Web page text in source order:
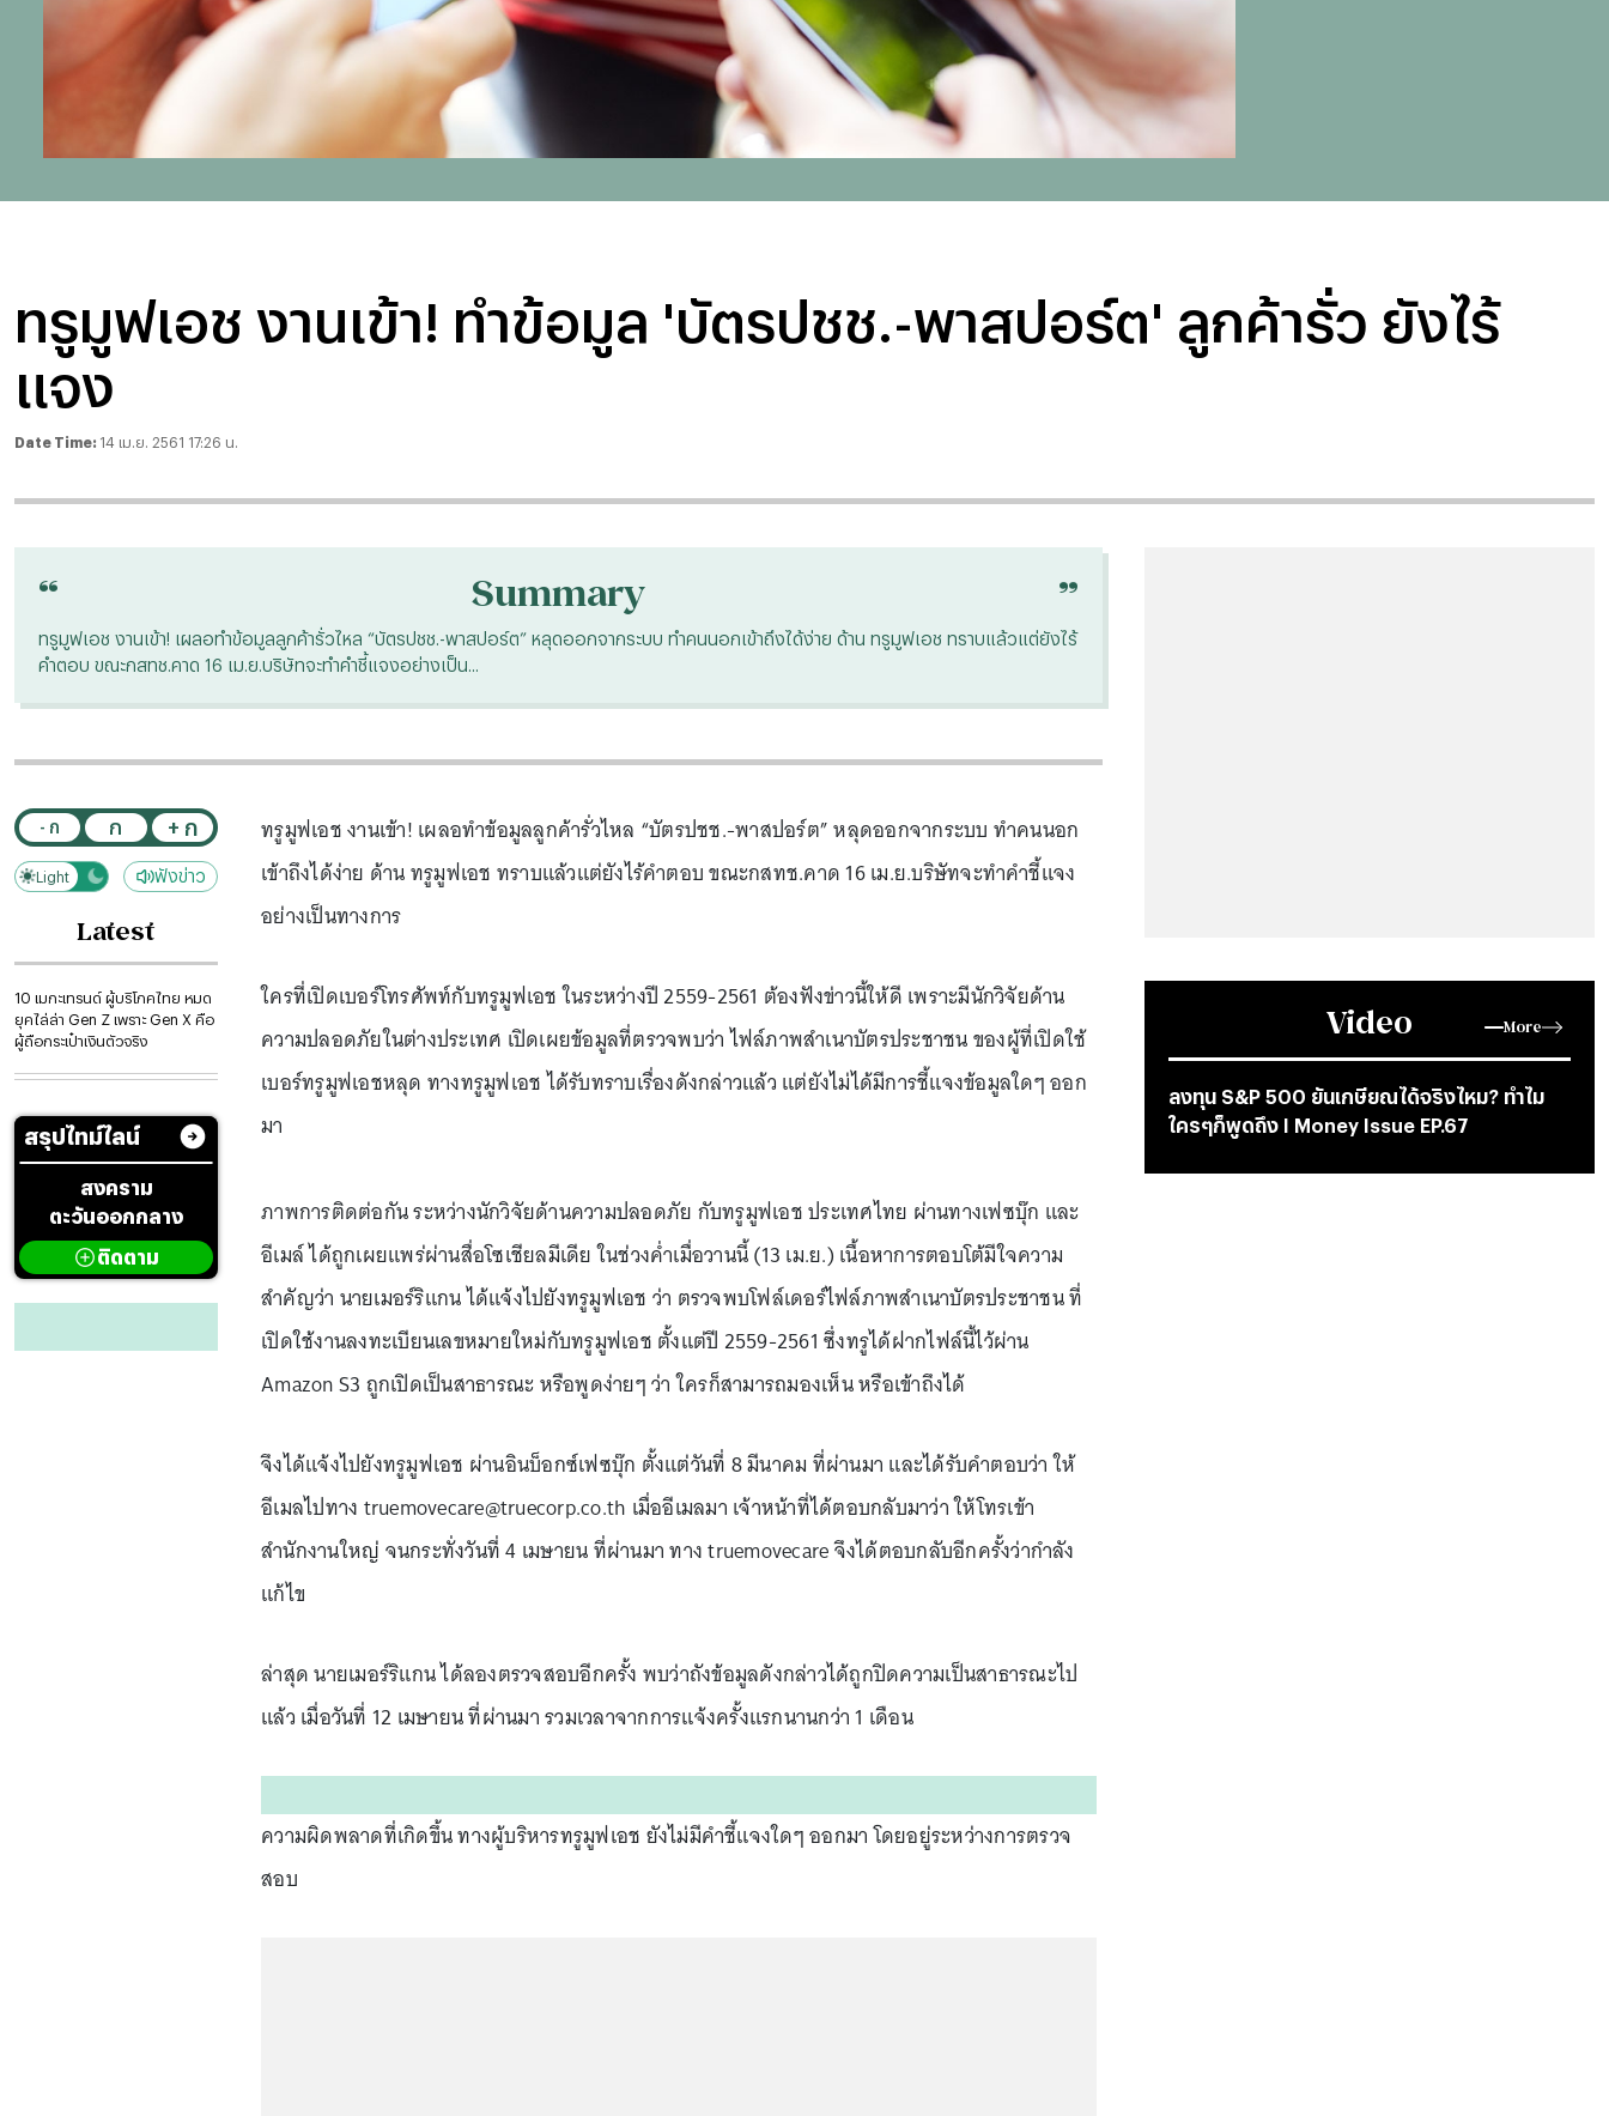
ทรูมูฟเอช งานเข้า! ทำข้อมูล 'บัตรปชช.-พาสปอร์ต' ลูกค้ารั่ว ยังไร้
แจง
Date Time: 14 เม.ย. 2561 17:26 น.
Video More
ลงทุน S&P 500 ยันเกษียณได้จริงไหม? ทำไม
ใครๆก็พูดถึง I Money Issue EP.67
“ Summary “
ทรูมูฟเอช งานเข้า! เผลอทำข้อมูลลูกค้ารั่วไหล “บัตรปชช.-พาสปอร์ต” หลุดออกจากระบบ ทำคนนอกเข้าถึงได้ง่าย ด้าน ทรูมูฟเอช ทราบแล้วแต่ยังไร้
คำตอบ ขณะกสทช.คาด 16 เม.ย.บริษัทจะทำคำชี้แจงอย่างเป็น...
- ก ก + ก
Dark
Light ฟังข่าว
Latest
10 เมกะเทรนด์ ผู้บริโภคไทย หมด
ยุคไล่ล่า Gen Z เพราะ Gen X คือ
ผู้ถือกระเป๋าเงินตัวจริง
สรุปไทม์ไลน์
สงคราม
ตะวันออกกลาง
ติดตาม
ทรูมูฟเอช งานเข้า! เผลอทำข้อมูลลูกค้ารั่วไหล “บัตรปชช.-พาสปอร์ต” หลุดออกจากระบบ ทำคนนอก
เข้าถึงได้ง่าย ด้าน ทรูมูฟเอช ทราบแล้วแต่ยังไร้คำตอบ ขณะกสทช.คาด 16 เม.ย.บริษัทจะทำคำชี้แจง
อย่างเป็นทางการ
ใครที่เปิดเบอร์โทรศัพท์กับทรูมูฟเอช ในระหว่างปี 2559-2561 ต้องฟังข่าวนี้ให้ดี เพราะมีนักวิจัยด้าน
ความปลอดภัยในต่างประเทศ เปิดเผยข้อมูลที่ตรวจพบว่า ไฟล์ภาพสำเนาบัตรประชาชน ของผู้ที่เปิดใช้
เบอร์ทรูมูฟเอชหลุด ทางทรูมูฟเอช ได้รับทราบเรื่องดังกล่าวแล้ว แต่ยังไม่ได้มีการชี้แจงข้อมูลใดๆ ออก
มา
ภาพการติดต่อกัน ระหว่างนักวิจัยด้านความปลอดภัย กับทรูมูฟเอช ประเทศไทย ผ่านทางเฟซบุ๊ก และ
อีเมล์ ได้ถูกเผยแพร่ผ่านสื่อโซเชียลมีเดีย ในช่วงค่ำเมื่อวานนี้ (13 เม.ย.) เนื้อหาการตอบโต้มีใจความ
สำคัญว่า นายเมอร์ริแกน ได้แจ้งไปยังทรูมูฟเอช ว่า ตรวจพบโฟล์เดอร์ไฟล์ภาพสำเนาบัตรประชาชน ที่
เปิดใช้งานลงทะเบียนเลขหมายใหม่กับทรูมูฟเอช ตั้งแต่ปี 2559-2561 ซึ่งทรูได้ฝากไฟล์นี้ไว้ผ่าน
Amazon S3 ถูกเปิดเป็นสาธารณะ หรือพูดง่ายๆ ว่า ใครก็สามารถมองเห็น หรือเข้าถึงได้
จึงได้แจ้งไปยังทรูมูฟเอช ผ่านอินบ็อกซ์เฟซบุ๊ก ตั้งแต่วันที่ 8 มีนาคม ที่ผ่านมา และได้รับคำตอบว่า ให้
อีเมลไปทาง truemovecare@truecorp.co.th เมื่ออีเมลมา เจ้าหน้าที่ได้ตอบกลับมาว่า ให้โทรเข้า
สำนักงานใหญ่ จนกระทั่งวันที่ 4 เมษายน ที่ผ่านมา ทาง truemovecare จึงได้ตอบกลับอีกครั้งว่ากำลัง
แก้ไข
ล่าสุด นายเมอร์ริแกน ได้ลองตรวจสอบอีกครั้ง พบว่าถังข้อมูลดังกล่าวได้ถูกปิดความเป็นสาธารณะไป
แล้ว เมื่อวันที่ 12 เมษายน ที่ผ่านมา รวมเวลาจากการแจ้งครั้งแรกนานกว่า 1 เดือน
ความผิดพลาดที่เกิดขึ้น ทางผู้บริหารทรูมูฟเอช ยังไม่มีคำชี้แจงใดๆ ออกมา โดยอยู่ระหว่างการตรวจ
สอบ